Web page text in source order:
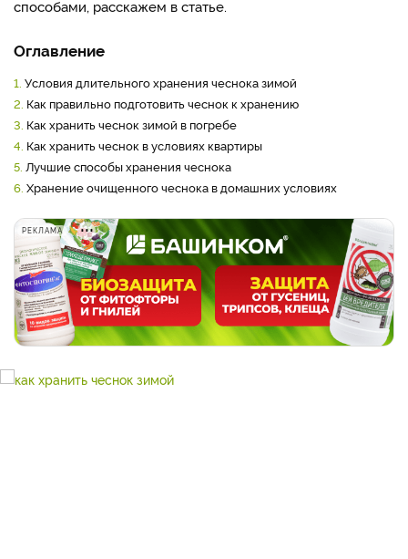
способами, расскажем в статье.
Оглавление
1. Условия длительного хранения чеснока зимой
2. Как правильно подготовить чеснок к хранению
3. Как хранить чеснок зимой в погребе
4. Как хранить чеснок в условиях квартиры
5. Лучшие способы хранения чеснока
6. Хранение очищенного чеснока в домашних условиях
РЕКЛАМА